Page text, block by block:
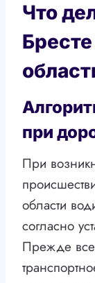
Что
при
При
области
согласно
Прежде